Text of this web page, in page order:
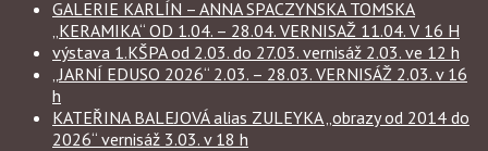
GALERIE KARLÍN – ANNA SPACZYNSKA TOMSKA
„KERAMIKA“ OD 1.04. – 28.04. VERNISAŽ 11.04. V 16 H
výstava 1.KŠPA od 2.03. do 27.03. vernisáž 2.03. ve 12 h
„JARNÍ EDUSO 2026“ 2.03. – 28.03. VERNISÁŽ 2.03. v 16
h
KATEŘINA BALEJOVÁ alias ZULEYKA „obrazy od 2014 do
2026“ vernisáž 3.03. v 18 h